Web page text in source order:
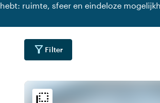
hebt: ruimte, sfeer en eindeloze
filter_alt Filter
flip_to_back